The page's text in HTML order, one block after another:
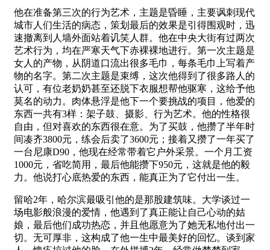
他在准备第三次的行为艺术，主题是昏睡，主要讽刺现代
城市人们生活的病态，策划最后的效果是引得围观时，迅
速撤离到人墙外面站着讥笑人群。他在中央大街有过两次
艺术行为，均在严寒天气下赤裸裸地进行。第一次主题是
女人的产物，从阴道口流出很多毛巾，每条毛巾上写着产
物的名字。第二次主题是束缚，这次他得到了很多路人的
认可，有位老奶奶甚至还脱下衣服想帮他驱寒，这给予他
莫名的动力。肉体悬浮是他下一个要挑战的项目，他爱的
东西一共有3样：架子鼓、摄影、行为艺术。他的性格很
自由，但对喜欢的东西很在意。为了买鼓，他攒了半年时
间凑齐3800元，练会后卖了3600元；接着又攒了一年买了
一台尼康D90，他现在经常带着它户外采景。一个月工资
1000元，省吃简用，最后他能攒下950元，这就是他的毅
力。他说打心底热爱的东西，能真正为了它付出一生。
留哈2年，哈尔滨最吸引他的是那股建筑味。大学谈过一
场电影般浪漫的爱情，他遇到了真正能让自己心动的姑
娘，最后他们成功热恋，并且他愿意为了她无私地付出一
切。无可厚非，这构成了他一生中最美好的回忆。谈到家